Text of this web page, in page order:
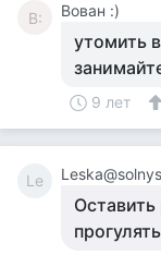
В: Вован :)
утомить
9 лет
Le